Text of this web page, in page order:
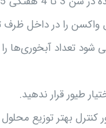
را در داخل ظرف
تعداد آبخوری‌ها
طیور قرار ندهید.